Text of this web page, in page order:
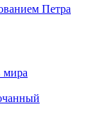
Петра
мира